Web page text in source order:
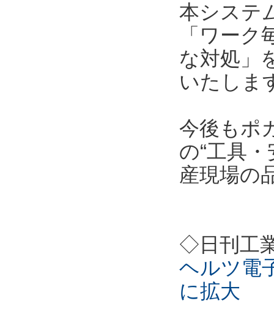
本システ
「ワー
な対処」
いたしま
今後もポ
の“工具
産現場の
◇日刊工
ヘルツ電
に拡大